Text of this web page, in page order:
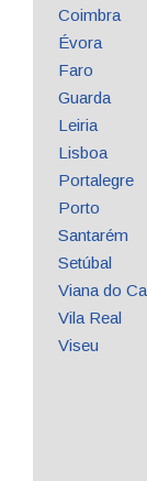
Coimbra
Évora
Faro
Guarda
Leiria
Lisboa
Portalegre
Porto
Santarém
Setúbal
Viana do
Vila Real
Viseu